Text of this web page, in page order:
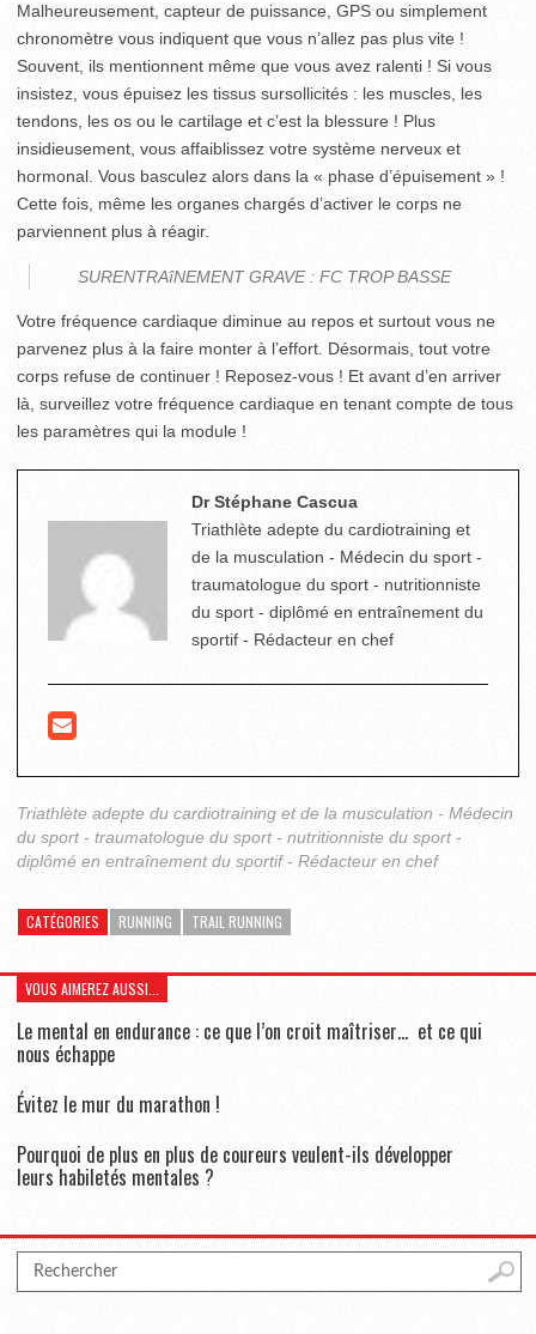
Malheureusement, capteur de puissance, GPS ou simplement
chronomètre vous indiquent que vous n’allez pas plus vite !
Souvent, ils mentionnent même que vous avez ralenti ! Si vous
insistez, vous épuisez les tissus sursollicités : les muscles, les
tendons, les os ou le cartilage et c’est la blessure ! Plus
insidieusement, vous affaiblissez votre système nerveux et
hormonal. Vous basculez alors dans la « phase d’épuisement » !
Cette fois, même les organes chargés d’activer le corps ne
parviennent plus à réagir.
SURENTRAîNEMENT GRAVE : FC TROP BASSE
Votre fréquence cardiaque diminue au repos et surtout vous ne
parvenez plus à la faire monter à l’effort. Désormais, tout votre
corps refuse de continuer ! Reposez-vous ! Et avant d’en arriver
là, surveillez votre fréquence cardiaque en tenant compte de tous
les paramètres qui la module !
Dr Stéphane Cascua
Triathlète adepte du cardiotraining et
de la musculation - Médecin du sport -
traumatologue du sport - nutritionniste
du sport - diplômé en entraînement du
sportif - Rédacteur en chef
Triathlète adepte du cardiotraining et de la musculation - Médecin
du sport - traumatologue du sport - nutritionniste du sport -
diplômé en entraînement du sportif - Rédacteur en chef
CATÉGORIES RUNNING TRAIL RUNNING
VOUS AIMEREZ AUSSI...
Le mental en endurance : ce que l’on croit maîtriser… et ce qui
nous échappe
Évitez le mur du marathon !
Pourquoi de plus en plus de coureurs veulent-ils développer
leurs habiletés mentales ?